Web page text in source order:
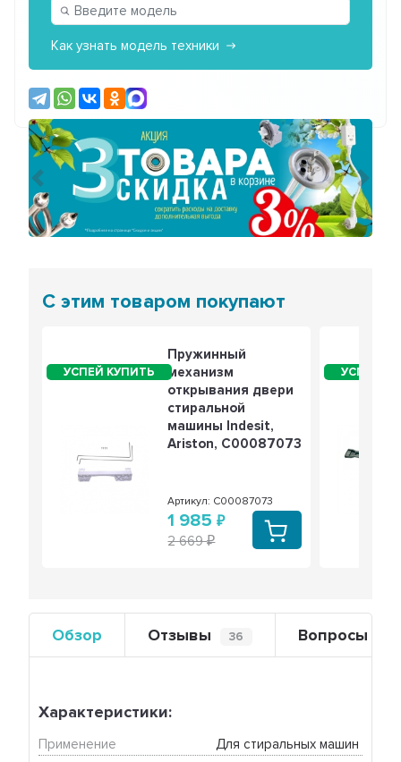
Как узнать модель техники
Предыдущий
С этим товаром покупают
Пружинный
механизм
открывания двери
стиральной
машины Indesit,
Ariston, C00087073
Артикул: C00087073
1 985
2 669
Обзор Отзывы 36 Вопросы
Характеристики:
Применение
Для стиральных машин